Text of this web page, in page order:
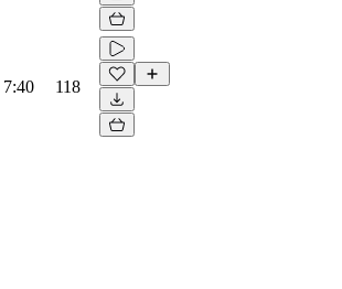
7:40 118